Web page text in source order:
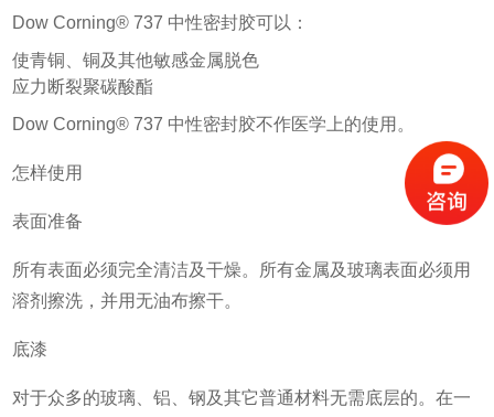
Dow Corning® 737 中性密封胶可以：
使青铜、铜及其他敏感金属脱色
应力断裂聚碳酸酯
Dow Corning® 737 中性密封胶不作医学上的使用。
怎样使用
表面准备
所有表面必须完全清洁及干燥。所有金属及玻璃表面必须用
溶剂擦洗，并用无油布擦干。
底漆
对于众多的玻璃、铝、钢及其它普通材料无需底层的。在一